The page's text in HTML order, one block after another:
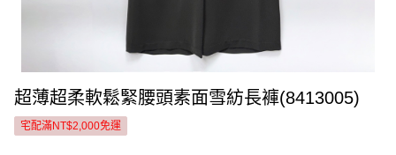
超薄超柔軟鬆緊腰頭素面雪紡長褲(8413005)
宅配滿NT$2,000免運